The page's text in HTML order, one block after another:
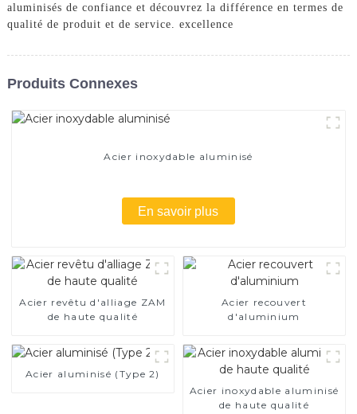
aluminisés de confiance et découvrez la différence en termes de
qualité de produit et de service. excellence
Produits Connexes
Acier inoxydable aluminisé
En savoir plus
Acier revêtu d'alliage ZAM
de haute qualité
Acier recouvert
d'aluminium
Acier aluminisé (Type 2)
Acier inoxydable aluminisé
de haute qualité